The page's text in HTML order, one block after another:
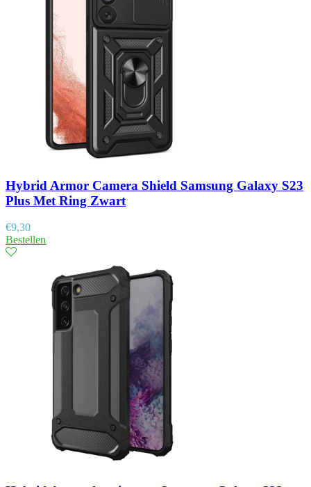
Hybrid Armor Camera Shield Samsung Galaxy S23
Plus Met Ring Zwart
€9,30
Bestellen